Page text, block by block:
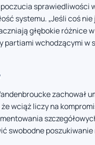
sprawiedliwości
systemu. „Jeśli coś
głębokie różnice
wchodzącymi w
zachował
wciąż liczy na
swobodne